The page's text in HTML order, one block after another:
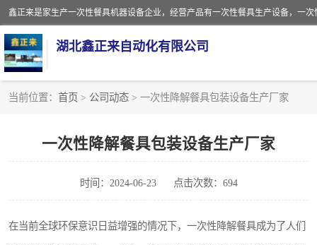
湖北鑫正来自动化有限公司
当前位置： 首页 > 公司动态 > 一次性降解餐具包装设备生产厂家
一次性降解餐具包装设备生产厂家
时间：2024-06-23 点击次数：694
在当前全球环保意识日益增强的情况下，一次性降解餐具成为了人们
塑料杯